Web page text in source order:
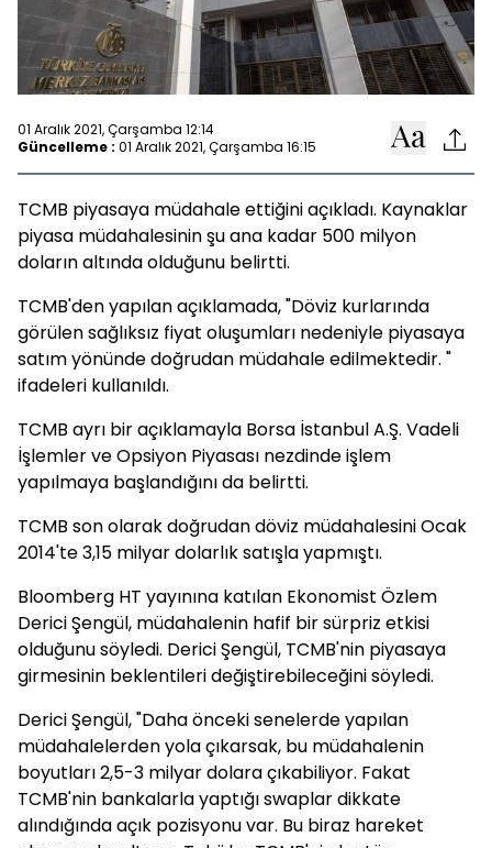
01 Aralık 2021, Çarşamba 12:14
Güncelleme : 01 Aralık 2021, Çarşamba 16:15
TCMB piyasaya müdahale ettiğini açıkladı. Kaynaklar
piyasa müdahalesinin şu ana kadar 500 milyon
doların altında olduğunu belirtti.
TCMB'den yapılan açıklamada, "Döviz kurlarında
görülen sağlıksız fiyat oluşumları nedeniyle piyasaya
satım yönünde doğrudan müdahale edilmektedir. "
ifadeleri kullanıldı.
TCMB ayrı bir açıklamayla Borsa İstanbul A.Ş. Vadeli
İşlemler ve Opsiyon Piyasası nezdinde işlem
yapılmaya başlandığını da belirtti.
TCMB son olarak doğrudan döviz müdahalesini Ocak
2014'te 3,15 milyar dolarlık satışla yapmıştı.
Bloomberg HT yayınına katılan Ekonomist Özlem
Derici Şengül, müdahalenin hafif bir sürpriz etkisi
olduğunu söyledi. Derici Şengül, TCMB'nin piyasaya
girmesinin beklentileri değiştirebileceğini söyledi.
Derici Şengül, "Daha önceki senelerde yapılan
müdahalelerden yola çıkarsak, bu müdahalenin
boyutları 2,5-3 milyar dolara çıkabiliyor. Fakat
TCMB'nin bankalarla yaptığı swaplar dikkate
alındığında açık pozisyonu var. Bu biraz hareket